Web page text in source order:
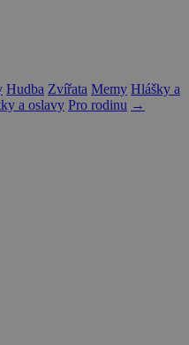
Hudba Zvířata Memy Hlášky a
a oslavy Pro rodinu →